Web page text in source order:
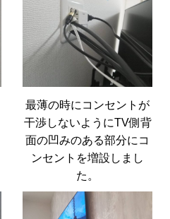
最薄の時にコンセントが
干渉しないようにTV側背
面の凹みのある部分にコ
ンセントを増設しまし
た。